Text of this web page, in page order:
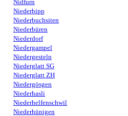
Nidfurn
Niederbipp
Niederbuchsiten
Niederbüren
Niederdorf
Niedergampel
Niedergesteln
Niederglatt SG
Niederglatt ZH
Niedergösgen
Niederhasli
Niederhelfenschwil
Niederhünigen